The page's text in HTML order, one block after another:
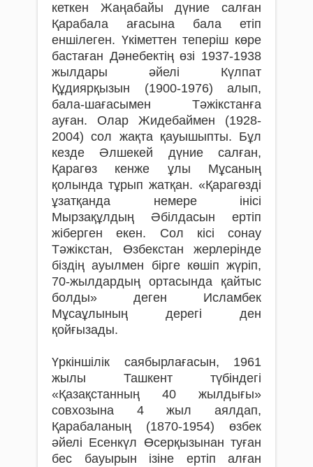
кеткен Жаңабайы дүние салған
Қарабала ағасына бала етіп
еншілеген. Үкіметтен теперіш көре
бастаған Дәнебектің өзі 1937-1938
жылдары әйелі Күлпат
Құдиярқызын (1900-1976) алып,
бала-шағасымен Тәжікстанға
ауған. Олар Жидебаймен (1928-
2004) сол жақта қауышыпты. Бұл
кезде Әлшекей дүние салған,
Қарагөз кенже ұлы Мұсаның
қолында тұрып жатқан. «Қарагөзді
ұзатқанда немере інісі
Мырзақұлдың Әбілдасын ертіп
жіберген екен. Сол кісі сонау
Тәжікстан, Өзбекстан жерлерінде
біздің ауылмен бірге көшіп жүріп,
70-жылдардың ортасында қайтыс
болды» деген Исламбек
Мұсаұлының дерегі ден
қойғызады.
Үркіншілік саябырлағасын, 1961
жылы Ташкент түбіндегі
«Қазақстанның 40 жылдығы»
совхозына 4 жыл аялдап,
Қарабаланың (1870-1954) өзбек
әйелі Есенкүл Өсерқызынан туған
бес бауырын ізіне ертіп алған